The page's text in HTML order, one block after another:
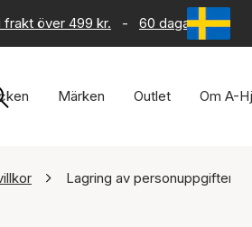
frakt över 499 kr. - 60 dagars
Märken Outlet Om A-
Lagring av personuppgifter